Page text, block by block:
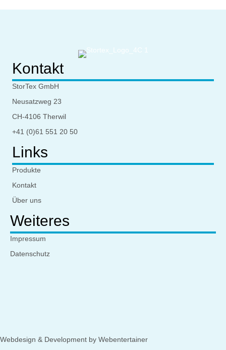
Kontakt
StorTex GmbH
Neusatzweg 23
CH-4106 Therwil
+41 (0)61 551 20 50
Links
Produkte
Kontakt
Über uns
Weiteres
Impressum
Datenschutz
Webdesign & Development by Webentertainer